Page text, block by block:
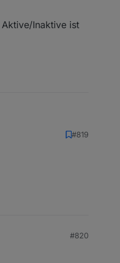
Inaktive ist
Inaktive ist klar ..#819
#820